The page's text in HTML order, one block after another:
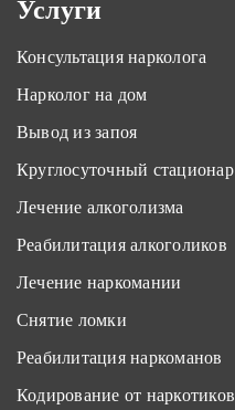
Услуги
Консультация нарколога
Нарколог на дом
Вывод из запоя
Круглосуточный стационар
Лечение алкоголизма
Реабилитация алкоголиков
Лечение наркомании
Снятие ломки
Реабилитация наркоманов
Кодирование от наркотиков